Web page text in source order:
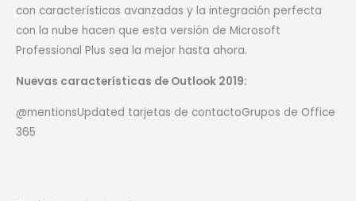
con características avanzadas y la integración perfecta
con la nube hacen que esta versión de Microsoft
Professional Plus sea la mejor hasta ahora.
Nuevas características de Outlook 2019:
@mentionsUpdated tarjetas de contactoGrupos de Office
365